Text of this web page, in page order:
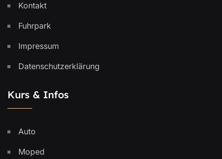
Kontakt
Fuhrpark
Impressum
Datenschutzerklärung
Kurs & Infos
Auto
Moped